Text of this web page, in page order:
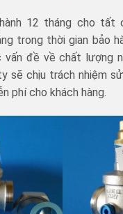
12 tháng cho tất
trong thời gian bảo
vấn đề về chất lượng
sẽ chịu trách nhiệm
phí cho khách hàng.